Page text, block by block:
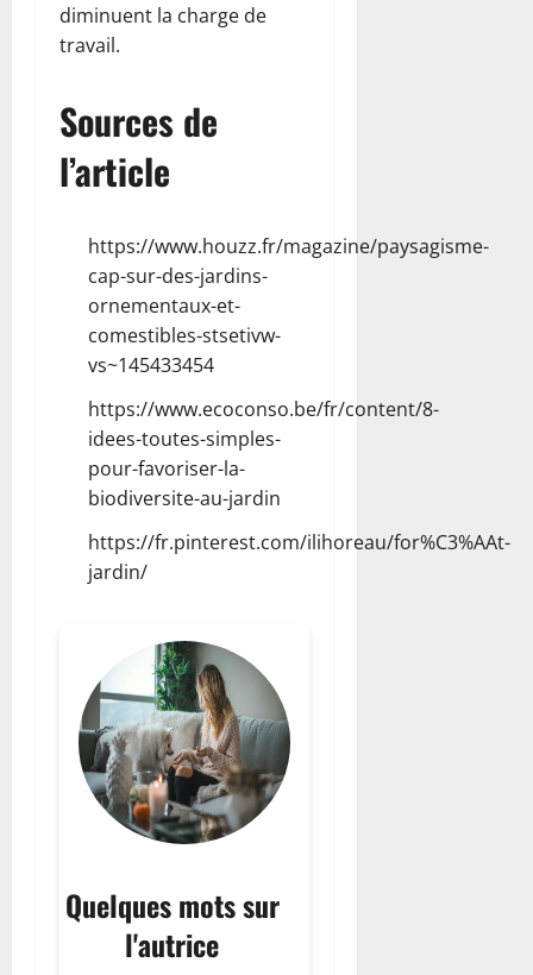
diminuent la charge de
travail.
Sources de
l’article
https://www.houzz.fr/magazine/paysagisme-
cap-sur-des-jardins-
ornementaux-et-
comestibles-stsetivw-
vs~145433454
https://www.ecoconso.be/fr/content/8-
idees-toutes-simples-
pour-favoriser-la-
biodiversite-au-jardin
https://fr.pinterest.com/ilihoreau/for%C3%AAt-
jardin/
Quelques mots sur
l'autrice